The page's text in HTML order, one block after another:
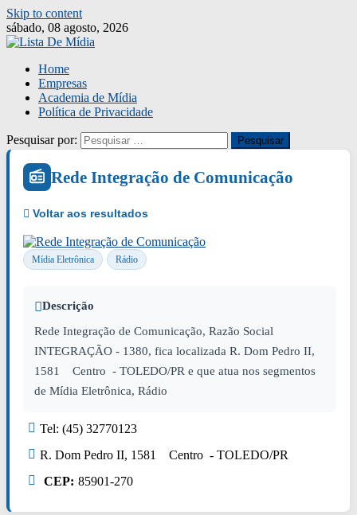
Skip to content
sábado, 08 agosto, 2026
Home
Empresas
Academia de Mídia
Política de Privacidade
Pesquisar por:
Rede Integração de Comunicação
Mídia Eletrônica Rádio
Descrição
Rede Integração de Comunicação, Razão Social
INTEGRAÇÃO - 1380, fica localizada R. Dom Pedro II,
1581 Centro - TOLEDO/PR e que atua nos segmentos
de Mídia Eletrônica, Rádio
Tel: (45) 32770123
R. Dom Pedro II, 1581 Centro - TOLEDO/PR
CEP: 85901-270